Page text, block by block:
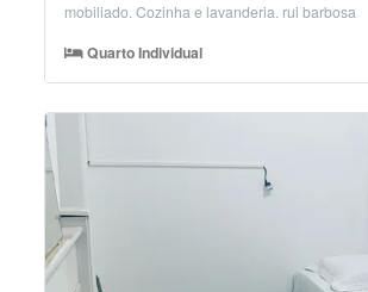
mobiliado. Cozinha e lavanderia. rui barbosa
Quarto Individual